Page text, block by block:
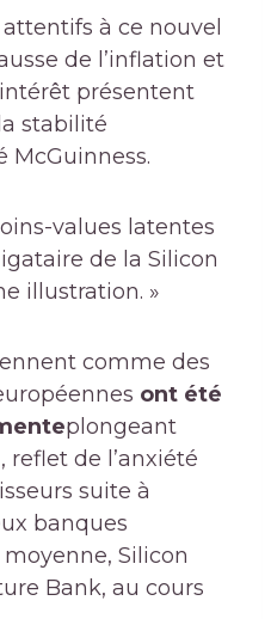
à ce nouvel
de l’inflation et
présentent
stabilité
McGuinness.
values ​​latentes
de la Silicon
illustration. »
comme des
ont été
plongeant
reflet de l’anxiété
suite à
banques
Silicon
Bank, au cours